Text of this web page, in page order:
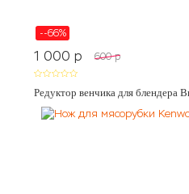
--66%
1 000 p 600 p
Редуктор венчика для блендера